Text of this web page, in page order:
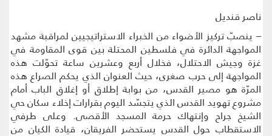
ناصر قنديل
– ينصبّ تركيز الأضواء من الخبراء الاستراتيجيين لمراقبة مشهد
المواجهة الدائرة في فلسطين المحتلة بين قوى المقاومة في
غزة وجيش الاحتلال، فخلال أربع وعشرين ساعة تحوّلت هذه
المواجهة إلى حرب صغرى، حيث العنوان الذي يحكم الصراع هذه
المرّة هو مصير القدس، من بوابة إطلاق أو إغلاق الباب أمام
مشروع تهويد القدس الذي يتجسّد اليوم بقرارات إخلاء سكان حي
الشيخ جراح وإنتهاك حرمة المسجد الأقصى. وعلى طرفي
الاستقطاب حول القدس يستحضر الفريقان، قيادة الكيان من